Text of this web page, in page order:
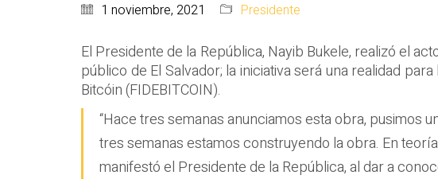
1 noviembre, 2021 Presidente
El Presidente de la República, Nayib Bukele, realizó el
público de El Salvador; la iniciativa será una realidad
Bitcóin (FIDEBITCOIN).
“Hace tres semanas anunciamos esta obra, pusimos
tres semanas estamos construyendo la obra. En
manifestó el Presidente de la República, al dar a